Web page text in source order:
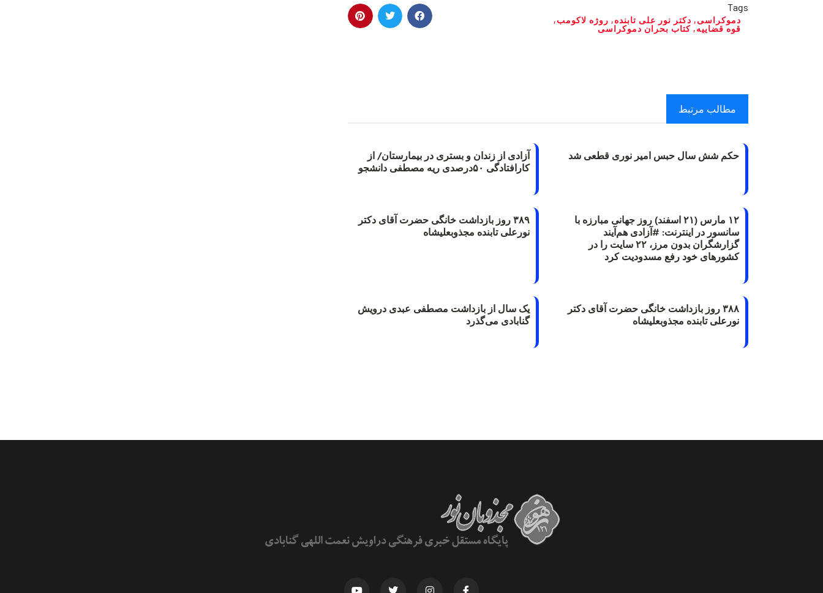
Tags
دموکراسی, دکتر نور علی تابنده, روژه لاکومب,
قوه قضاییه, کتاب بحران دموکراسی
مطالب مرتبط
حکم شش سال حبس امیر نوری قطعی شد
آزادی از زندان و بستری در بیمارستان/ از
کارافتادگی ۵۰درصدی ریه مصطفی دانشجو
۱۲ مارس (۲۱ اسفند) روز جهانی مبارزه با
سانسور در اینترنت: #آزادی هم‌آیند
گزارشگران‌ بدون مرز، ۲۲ سایت را در
کشورهای خود رفع مسدودیت کرد
۳۸۹ روز بازداشت خانگی حضرت آقای دکتر
نورعلی تابنده مجذوبعلیشاه
۳۸۸ روز بازداشت خانگی حضرت آقای دکتر
نورعلی تابنده مجذوبعلیشاه
یک سال از بازداشت مصطفی عبدی درویش
گنابادی می‌گذرد